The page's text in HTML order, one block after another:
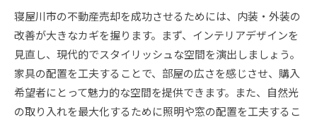
寝屋川市の不動産売却を成功させるためには、内装・外装の
改善が大きなカギを握ります。まず、インテリアデザインを
見直し、現代的でスタイリッシュな空間を演出しましょう。
家具の配置を工夫することで、部屋の広さを感じさせ、購入
希望者にとって魅力的な空間を提供できます。また、自然光
の取り入れを最大化するために照明や窓の配置を工夫するこ